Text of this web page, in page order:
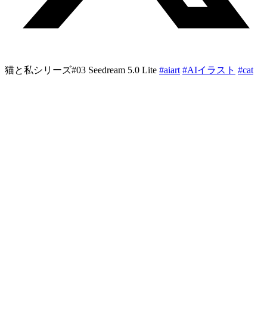
猫と私シリーズ#03 Seedream 5.0 Lite #aiart #AIイラスト︎︎ #cat